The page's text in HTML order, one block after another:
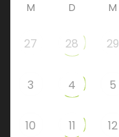
M D M
27 28 29
3 4 5
10 11 12